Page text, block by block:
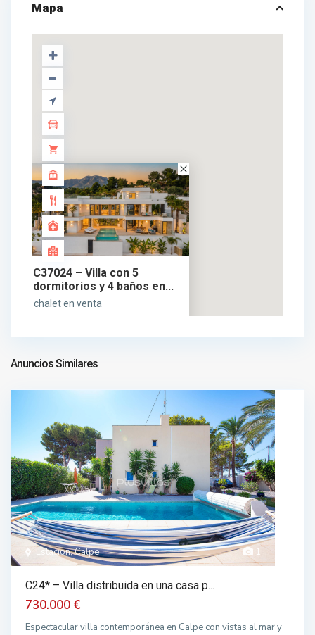
Mapa
C37024 – Villa con 5
dormitorios y 4 baños en...
chalet en venta
1.978.000 €
Anuncios Similares
1
Estacion, Calpe
C24* – Villa distribuida en una casa p...
730.000 €
Espectacular villa contemporánea en Calpe con vistas al mar y